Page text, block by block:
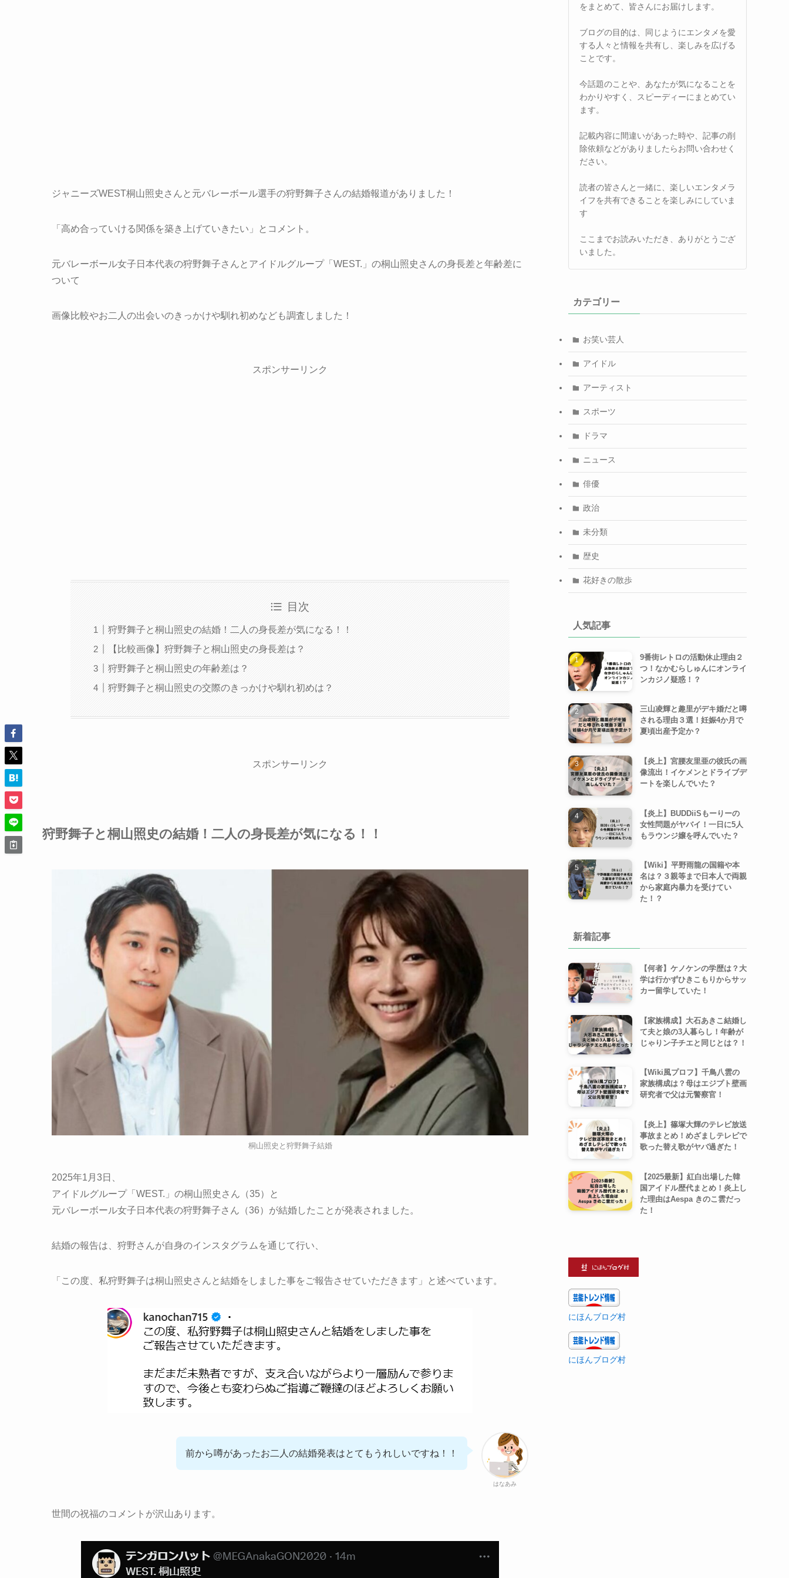
ジャニーズWEST桐山照史さんと元バレーボール選手の狩野舞子さんの結婚報道がありました！
「高め合っていける関係を築き上げていきたい」とコメント。
元バレーボール女子日本代表の狩野舞子さんとアイドルグループ「WEST.」の桐山照史さんの身長差と年齢差に
ついて
画像比較やお二人の出会いのきっかけや馴れ初めなども調査しました！
スポンサーリンク
目次
狩野舞子と桐山照史の結婚！二人の身長差が気になる！！
【比較画像】狩野舞子と桐山照史の身長差は？
狩野舞子と桐山照史の年齢差は？
狩野舞子と桐山照史の交際のきっかけや馴れ初めは？
スポンサーリンク
狩野舞子と桐山照史の結婚！二人の身長差が気になる！！
桐山照史と狩野舞子結婚
2025年1月3日、
アイドルグループ「WEST.」の桐山照史さん（35）と
元バレーボール女子日本代表の狩野舞子さん（36）が結婚したことが発表されました。
結婚の報告は、狩野さんが自身のインスタグラムを通じて行い、
「この度、私狩野舞子は桐山照史さんと結婚をしました事をご報告させていただきます」と述べています。
はなあみ
前から噂があったお二人の結婚発表はとてもうれしいですね！！
世間の祝福のコメントが沢山あります。
をまとめて、皆さんにお届けします。
ブログの目的は、同じようにエンタメを愛
する人々と情報を共有し、楽しみを広げる
ことです。
今話題のことや、あなたが気になることを
わかりやすく、スピーディーにまとめてい
ます。
記載内容に間違いがあった時や、記事の削
除依頼などがありましたらお問い合わせく
ださい。
読者の皆さんと一緒に、楽しいエンタメラ
イフを共有できることを楽しみにしていま
す
ここまでお読みいただき、ありがとうござ
いました。
カテゴリー
お笑い芸人
アイドル
アーティスト
スポーツ
ドラマ
ニュース
俳優
政治
未分類
歴史
花好きの散歩
人気記事
9番街レトロの活動休止理由２
つ！なかむらしゅんにオンライ
ンカジノ疑惑！？
三山凌輝と趣里がデキ婚だと噂
される理由３選！妊娠4か月で
夏頃出産予定か？
【炎上】宮腰友里亜の彼氏の画
像流出！イケメンとドライブデ
ートを楽しんでいた？
【炎上】BUDDiiSもーりーの
女性問題がヤバイ！一日に5人
もラウンジ嬢を呼んでいた？
【Wiki】平野雨龍の国籍や本
名は？３親等まで日本人で両親
から家庭内暴力を受けてい
た！？
新着記事
【何者】ケノケンの学歴は？大
学は行かずひきこもりからサッ
カー留学していた！
【家族構成】大石あきこ結婚し
て夫と娘の3人暮らし！年齢が
じゃりン子チエと同じとは？！
【Wiki風プロフ】千鳥八雲の
家族構成は？母はエジプト壁画
研究者で父は元警察官！
【炎上】篠塚大輝のテレビ放送
事故まとめ！めざましテレビで
歌った替え歌がヤバ過ぎた！
【2025最新】紅白出場した韓
国アイドル歴代まとめ！炎上し
た理由はAespa きのこ雲だっ
た！
にほんブログ村
にほんブログ村